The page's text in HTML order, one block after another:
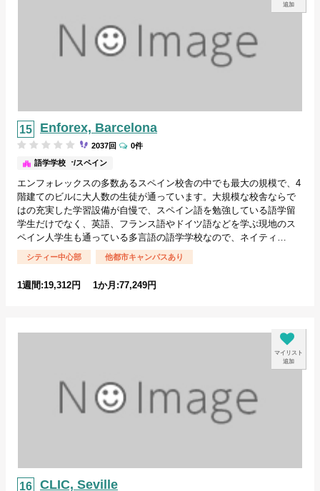
追加
Enforex, Barcelona
バルセロナ/スペイン
語学学校
2037回 0件
エンフォレックスの多数あるスペイン校舎の中でも最大の規模で、4
階建てのビルに大人数の生徒が通っています。大規模な校舎ならで
はの充実した学習設備が自慢で、スペイン語を勉強している語学留
学生だけでなく、英語、フランス語やドイツ語などを学ぶ現地のス
ペイン人学生も通っている多言語の語学学校なので、ネイティ…
シティー中心部 他都市キャンパスあり
1週間:19,312円 1か月:77,249円
マイリスト
追加
CLIC, Seville